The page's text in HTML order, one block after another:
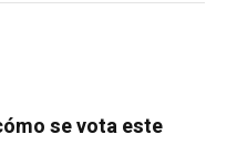
se vota este